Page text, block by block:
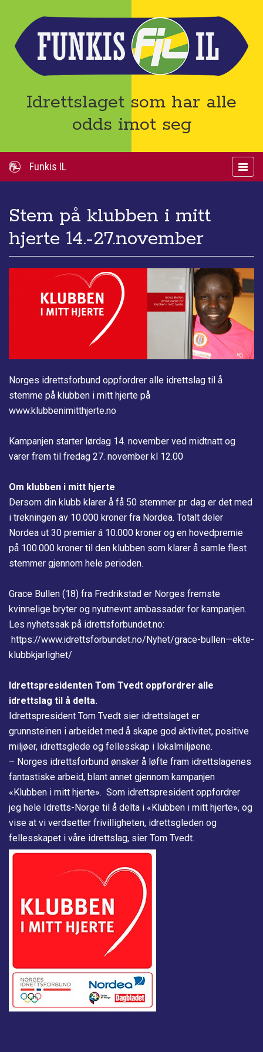
IL
Idrettslaget som har alle
odds imot seg
Toggle
Funkis IL
Stem på klubben i mitt
hjerte 14.-27.november
Norges idrettsforbund oppfordrer alle idrettslag til å
stemme på klubben i mitt hjerte på
www.klubbenimitthjerte.no
Kampanjen starter lørdag 14. november ved midtnatt og
varer frem til fredag 27. november kl 12.00
Om klubben i mitt hjerte
Dersom din klubb klarer å få 50 stemmer pr. dag er det med
i trekningen av 10.000 kroner fra Nordea. Totalt deler
Nordea ut 30 premier á 10.000 kroner og en hovedpremie
på 100.000 kroner til den klubben som klarer å samle flest
stemmer gjennom hele perioden.
Grace Bullen (18) fra Fredrikstad er Norges fremste
kvinnelige bryter og nyutnevnt ambassadør for kampanjen.
Les nyhetssak på idrettsforbundet.no:
https://www.idrettsforbundet.no/Nyhet/grace-bullen—ekte-
klubbkjarlighet/
Idrettspresidenten Tom Tvedt oppfordrer alle
idrettslag til å delta.
Idrettspresident Tom Tvedt sier idrettslaget er
grunnsteinen i arbeidet med å skape god aktivitet, positive
miljøer, idrettsglede og fellesskap i lokalmiljøene.
– Norges idrettsforbund ønsker å løfte fram idrettslagenes
fantastiske arbeid, blant annet gjennom kampanjen
«Klubben i mitt hjerte». Som idrettspresident oppfordrer
jeg hele Idretts-Norge til å delta i «Klubben i mitt hjerte», og
vise at vi verdsetter frivilligheten, idrettsgleden og
fellesskapet i våre idrettslag, sier Tom Tvedt.